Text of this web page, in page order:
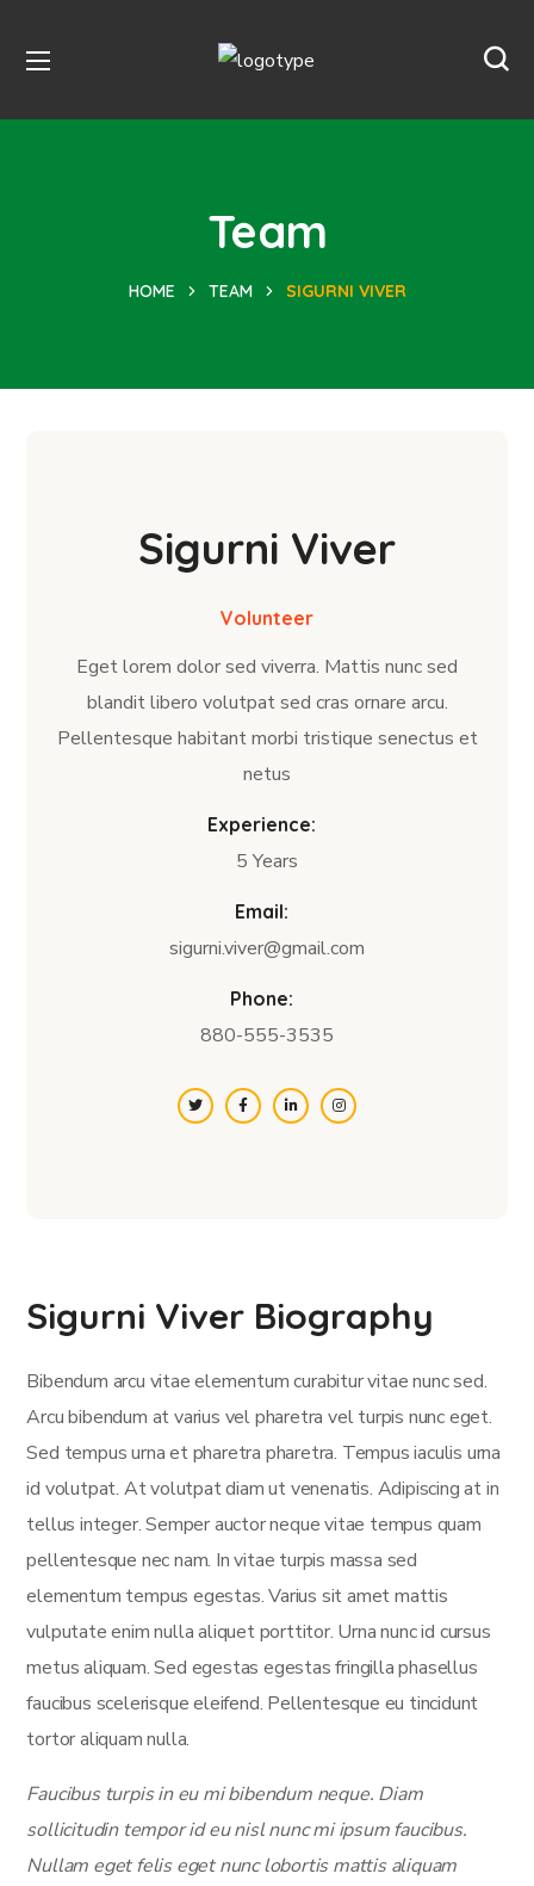
Team
HOME TEAM SIGURNI VIVER
Sigurni Viver
Volunteer
Eget lorem dolor sed viverra. Mattis nunc sed
blandit libero volutpat sed cras ornare arcu.
Pellentesque habitant morbi tristique senectus et
netus
Experience:
5 Years
Email:
sigurni.viver@gmail.com
Phone:
880-555-3535
Sigurni Viver Biography
Bibendum arcu vitae elementum curabitur vitae nunc sed.
Arcu bibendum at varius vel pharetra vel turpis nunc eget.
Sed tempus urna et pharetra pharetra. Tempus iaculis urna
id volutpat. At volutpat diam ut venenatis. Adipiscing at in
tellus integer. Semper auctor neque vitae tempus quam
pellentesque nec nam. In vitae turpis massa sed
elementum tempus egestas. Varius sit amet mattis
vulputate enim nulla aliquet porttitor. Urna nunc id cursus
metus aliquam. Sed egestas egestas fringilla phasellus
faucibus scelerisque eleifend. Pellentesque eu tincidunt
tortor aliquam nulla.
Faucibus turpis in eu mi bibendum neque. Diam
sollicitudin tempor id eu nisl nunc mi ipsum faucibus.
Nullam eget felis eget nunc lobortis mattis aliquam